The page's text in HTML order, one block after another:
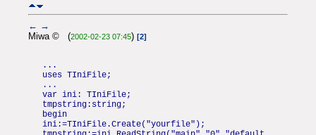
← →
Miwa © (2002-02-23 07:45) [2]
...
uses TIniFile;
...
var ini: TIniFile;
tmpstring:string;
begin
ini:=TIniFile.Create("yourfile");